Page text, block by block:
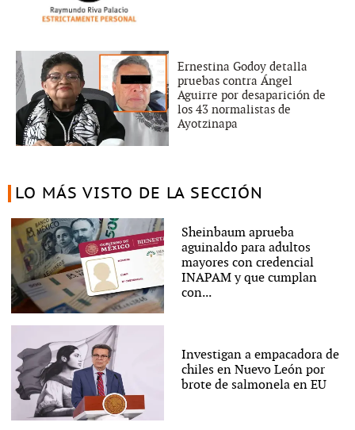
Ernestina Godoy detalla
pruebas contra Ángel
Aguirre por desaparición de
los 43 normalistas de
Ayotzinapa
LO MÁS VISTO DE LA SECCIÓN
Sheinbaum aprueba
aguinaldo para adultos
mayores con credencial
INAPAM y que cumplan
con...
Investigan a empacadora de
chiles en Nuevo León por
brote de salmonela en EU